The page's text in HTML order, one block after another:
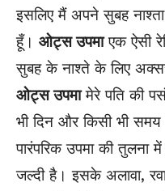
इसलिए मैं अपने सुबह
हूँ। ओट्स उपमाएक ऐसी
सुबह के नाश्ते के लिए
ओट्स उपमामेरे पति की
भी दिन और किसी भी
पारंपरिक उपमा की तुलना
जल्दीहै।इसके अलावा,